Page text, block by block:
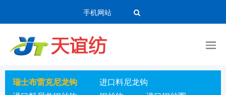
手机网站
瑞士布雷克尼龙钩
进口料尼龙钩